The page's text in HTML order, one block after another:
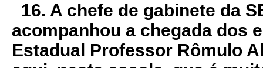
16. A chefe de gabinete da
acompanhou a chegada dos
Estadual Professor Rômulo